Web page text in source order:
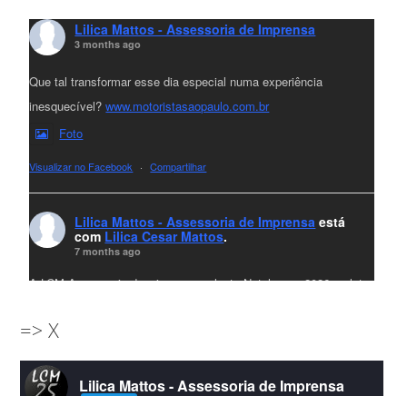
Lilica Mattos - Assessoria de Imprensa
3 months ago
Que tal transformar esse dia especial numa experiência
inesquecível?www.motoristasaopaulo.com.br
Foto
Visualizar no Facebook · Compartilhar
Lilica Mattos - Assessoria de Imprensa está
com Lilica Cesar Mattos.
7 months ago
A LCM Assessoria deseja um excelente Natal e um 2026 repleto
amigos que sempre nos acompanham!🎄✨🥂❤️
#lcmassessoriassessoria#natal #merrychristmas #felizanonovo
#HappyNewYear
=> X
Lilica Mattos - Assessoria de Imprensa